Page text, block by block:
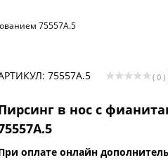
75557А.5
75557А.5 ( 0 )
в нос с
оплате онлайн